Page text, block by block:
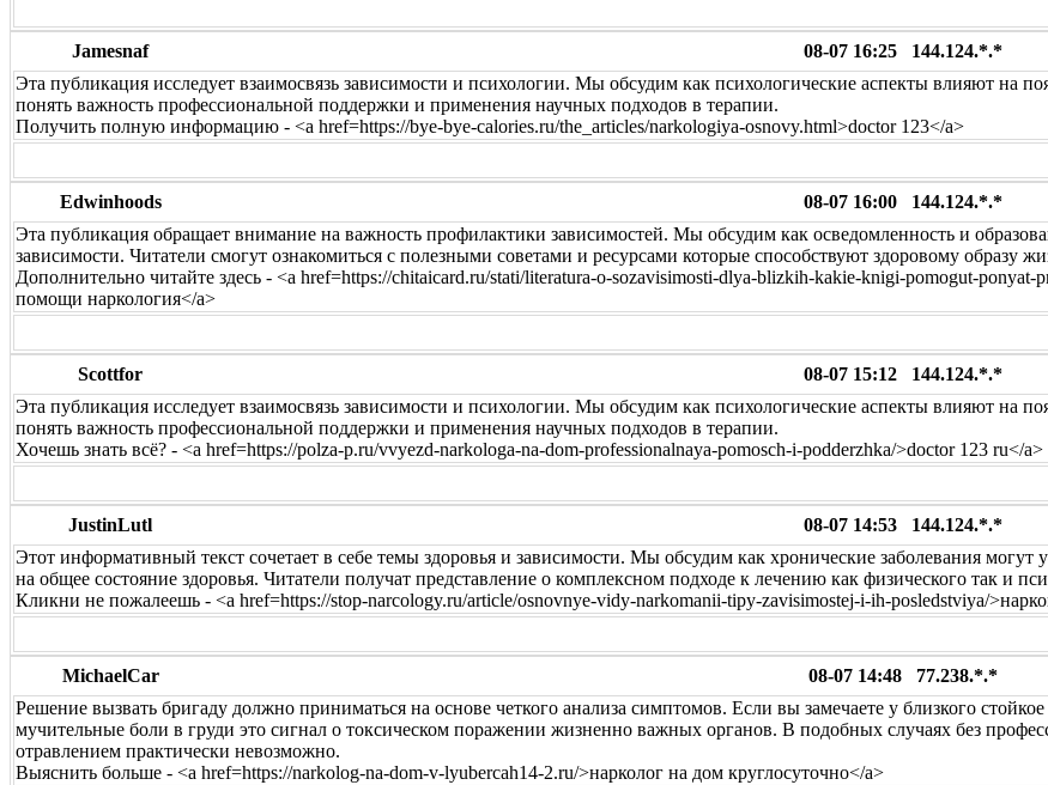
Jamesnaf
08-07 16:25 144.124.*.*
Эта публикация исследует взаимосвязь зависимости и психологии. Мы обсудим как психологические аспекты влияют на
понять важность профессиональной поддержки и применения научных подходов в терапии.
Получить полную информацию - <a href=https://bye-bye-calories.ru/the_articles/narkologiya-osnovy.html>doctor 123</a>
Edwinhoods
08-07 16:00 144.124.*.*
Эта публикация обращает внимание на важность профилактики зависимостей. Мы обсудим как осведомленность и
зависимости. Читатели смогут ознакомиться с полезными советами и ресурсами которые способствуют здоровому образу
Дополнительно читайте здесь - <a href=https://chitaicard.ru/stati/literatura-o-sozavisimosti-dlya-blizkih-kakie-knigi-pomogut-ponyat-
помощи наркология</a>
Scottfor
08-07 15:12 144.124.*.*
Эта публикация исследует взаимосвязь зависимости и психологии. Мы обсудим как психологические аспекты влияют на
понять важность профессиональной поддержки и применения научных подходов в терапии.
Хочешь знать всё? - <a href=https://polza-p.ru/vvyezd-narkologa-na-dom-professionalnaya-pomosch-i-podderzhka/>doctor 123 ru</a>
JustinLutl
08-07 14:53 144.124.*.*
Этот информативный текст сочетает в себе темы здоровья и зависимости. Мы обсудим как хронические заболевания могут
на общее состояние здоровья. Читатели получат представление о комплексном подходе к лечению как физического так и
Кликни не пожалеешь - <a href=https://stop-narcology.ru/article/osnovnye-vidy-narkomanii-tipy-zavisimostej-i-ih-posledstviya/
MichaelCar
08-07 14:48 77.238.*.*
Решение вызвать бригаду должно приниматься на основе четкого анализа симптомов. Если вы замечаете у близкого
мучительные боли в груди это сигнал о токсическом поражении жизненно важных органов. В подобных случаях без
отравлением практически невозможно.
Выяснить больше - <a href=https://narkolog-na-dom-v-lyubercah14-2.ru/>нарколог на дом круглосуточно</a>